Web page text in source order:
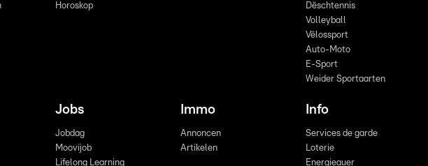
Horoskop
Dëschtennis
Volleyball
Vëlossport
Auto-Moto
E-Sport
Weider Sportaarten
Jobs
Jobdag
Moovijob
Lifelong Learning
Immo
Annoncen
Artikelen
Info
Services de garde
Loterie
Energieauer